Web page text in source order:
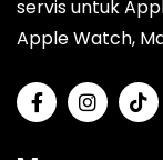
servis untuk
Apple Watch,